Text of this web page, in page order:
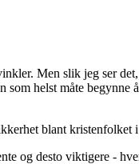
Men slik jeg ser
som helst måte begynne
blant kristenfolket
og desto viktigere -